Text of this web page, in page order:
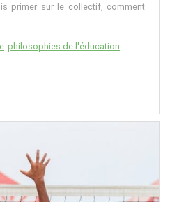
primer sur le collectif, comment
philosophies de l'éducation